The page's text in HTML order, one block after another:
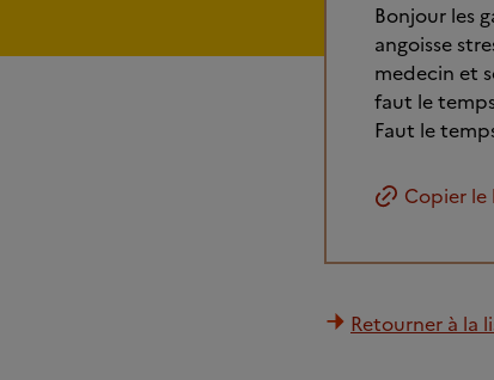
Bonjour les
angoisse
medecin et
faut le
Faut le
Copier le
Retourner à la